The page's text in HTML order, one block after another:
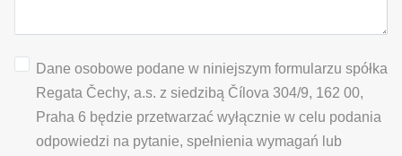
Dane osobowe podane w niniejszym formularzu spółka
Regata Čechy, a.s. z siedzibą Čílova 304/9, 162 00,
Praha 6 będzie przetwarzać wyłącznie w celu podania
odpowiedzi na pytanie, spełnienia wymagań lub